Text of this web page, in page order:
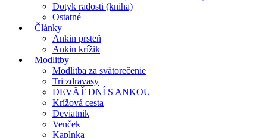
Dotyk radosti (kniha)
Ostatné
Články
Ankin prsteň
Ankin krížik
Modlitby
Modlitba za svätorečenie
Tri zdravasy
DEVÄŤ DNÍ S ANKOU
Krížová cesta
Deviatnik
Venček
Kaplnka